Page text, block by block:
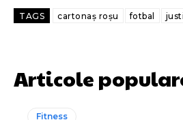
TAGS cartonaș roșu fotbal
Articole
Fitness